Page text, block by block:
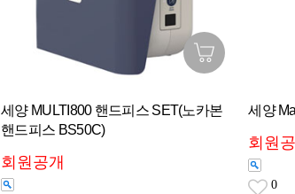
세양 MULTI800 핸드피스 SET(노카본
핸드피스 BS50C)
회원공개
세양
회원
0